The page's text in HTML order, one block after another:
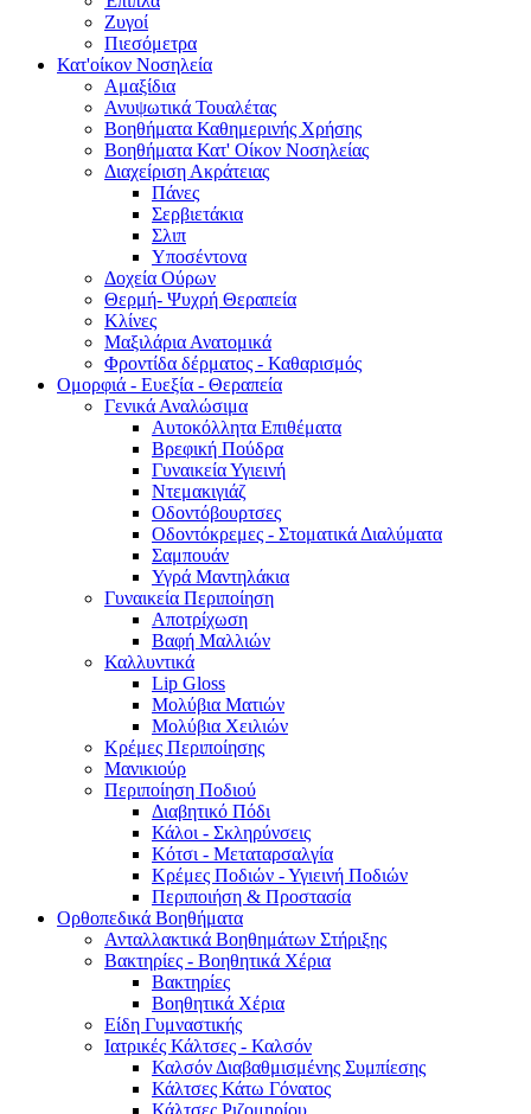
Ζυγοί
Πιεσόμετρα
Κατ'οίκον Νοσηλεία
Αμαξίδια
Ανυψωτικά Τουαλέτας
Βοηθήματα Καθημερινής Χρήσης
Βοηθήματα Κατ' Οίκον Νοσηλείας
Διαχείριση Ακράτειας
Πάνες
Σερβιετάκια
Σλιπ
Υποσέντονα
Δοχεία Ούρων
Θερμή- Ψυχρή Θεραπεία
Κλίνες
Μαξιλάρια Ανατομικά
Φροντίδα δέρματος - Καθαρισμός
Ομορφιά - Ευεξία - Θεραπεία
Γενικά Αναλώσιμα
Αυτοκόλλητα Επιθέματα
Βρεφική Πούδρα
Γυναικεία Υγιεινή
Ντεμακιγιάζ
Οδοντόβουρτσες
Οδοντόκρεμες - Στοματικά Διαλύματα
Σαμπουάν
Υγρά Μαντηλάκια
Γυναικεία Περιποίηση
Αποτρίχωση
Βαφή Μαλλιών
Καλλυντικά
Lip Gloss
Μολύβια Ματιών
Μολύβια Χειλιών
Κρέμες Περιποίησης
Μανικιούρ
Περιποίηση Ποδιού
Διαβητικό Πόδι
Κάλοι - Σκληρύνσεις
Κότσι - Μεταταρσαλγία
Κρέμες Ποδιών - Υγιεινή Ποδιών
Περιποιήση & Προστασία
Ορθοπεδικά Βοηθήματα
Ανταλλακτικά Βοηθημάτων Στήριξης
Βακτηρίες - Βοηθητικά Χέρια
Βακτηρίες
Βοηθητικά Χέρια
Είδη Γυμναστικής
Ιατρικές Κάλτσες - Καλσόν
Καλσόν Διαβαθμισμένης Συμπίεσης
Κάλτσες Κάτω Γόνατος
Κάλτσες Ριζομηρίου